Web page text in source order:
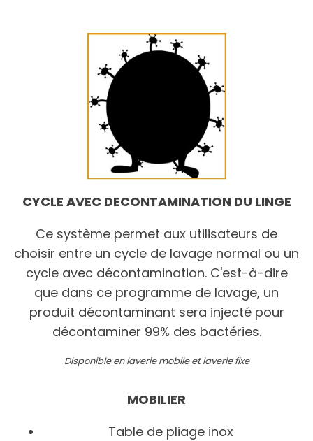
CYCLE AVEC DECONTAMINATION DU LINGE
Ce système permet aux utilisateurs de
choisir entre un cycle de lavage normal ou un
cycle avec décontamination. C'est-à-dire
que dans ce programme de lavage, un
produit décontaminant sera injecté pour
décontaminer 99% des bactéries.
Disponible en laverie mobile et laverie fixe
MOBILIER
Table de pliage inox